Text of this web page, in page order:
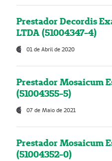
Prestador Decordis
LTDA (51004347-4)
01 de Abril de 2020
Prestador Mosaicum
(51004355-5)
07 de Maio de 2021
Prestador Mosaicum
(51004352-0)